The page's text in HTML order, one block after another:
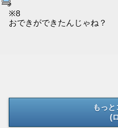
※8
おできができたんじゃね？
もっ
(